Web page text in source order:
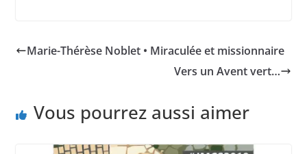
Marie-Thérèse Noblet • Miraculée et missionnaire
Vers un Avent vert…
Vous pourrez aussi aimer